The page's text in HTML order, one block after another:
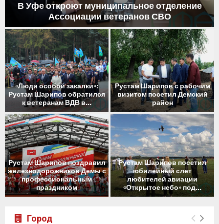
В Уфе откроют муниципальное отделение
Ассоциации ветеранов СВО
«Люди особой закалки»:
Рустам Шарипов обратился
к ветеранам ВДВ в...
Рустам Шарипов с рабочим
визитом посетил Демский
район
Рустам Шарипов поздравил
железнодорожников Демы с
профессиональным
праздником
Рустам Шарипов посетил
юбилейный слет
любителей авиации
«Открытое небо» под...
Город